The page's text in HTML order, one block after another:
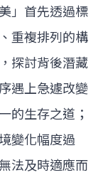
」首先透過標
重複排列的構
探討背後潛藏
遇上急遽改變
的生存之道；
變化幅度過
法及時適應而